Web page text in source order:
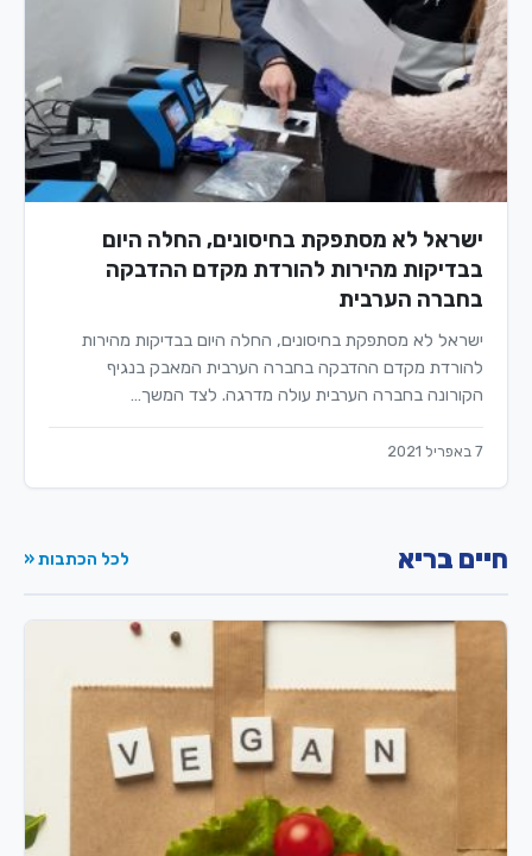
ישראל לא מסתפקת בחיסונים, החלה היום
בבדיקות מהירות להורדת מקדם ההדבקה
בחברה הערבית
ישראל לא מסתפקת בחיסונים, החלה היום בבדיקות מהירות
להורדת מקדם ההדבקה בחברה הערבית המאבק בנגיף
הקורונה בחברה הערבית עולה מדרגה. לצד המשך…
7 באפריל 2021
חיים בריא לכל הכתבות «